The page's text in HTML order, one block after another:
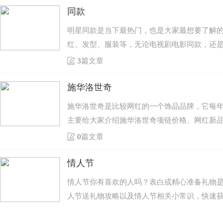
同款
明星同款是当下最热门，也是大家最想要了解
红、发型、服装等，无论电视剧电影同款，还
3篇文章
施华洛世奇
施华洛世奇是比较网红的一个饰品品牌，它每
主要给大家介绍施华洛世奇项链价格、网红新
0篇文章
情人节
情人节你有喜欢的人吗？表白或精心准备礼物
人节送礼物攻略以及情人节相关小常识，快速